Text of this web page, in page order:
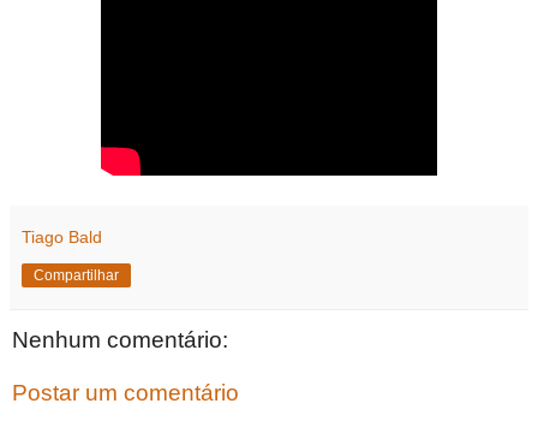
Tiago Bald
Compartilhar
Nenhum comentário:
Postar um comentário